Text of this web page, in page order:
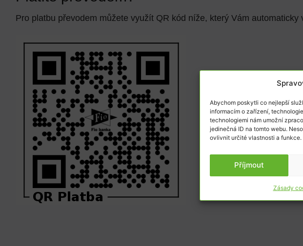
Abychom poskytli co nejlepší
informacím o zařízení,
technologiemi nám umožní
jedinečná ID na tomto webu.
ovlivnit určité vlastnosti a funkce.
Příjmout
Zásady
Pro platbu převodem můžete využít QR kód níže, který Vám